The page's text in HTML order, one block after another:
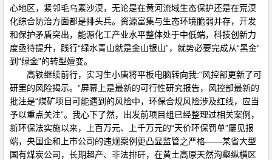
心地区，紧邻毛乌素沙漠，无论是在黄河流域生态保护还是在荒漠
化综合防治方面都是排头兵。资源富集与生态环境脆弱并存，开发
和保护矛盾突出，能源化工产业水平整体处于中低端，科技创新力
度亟待提升，践行“绿水青山就是金山银山”，就势必要完成从“黑金”
到“绿金”的转型嬗变。
高铁继续前行，实习生小唐将平板电脑转向我:“风控部更新了可
研里的风险揭示。”屏幕上是最新的可行性研究报告，风控部最新的
批注是“煤矿项目可能遇到的风险中，环保合规风险涉及红线，应当
予以重点关注”。我心下了然，出发前项目组已经整理过相关案例，
新环保法实施以来，上百万元、上千万元的“天价环保罚单”屡见报
端，央国企和上市公司的违规案例更凸显监管之严格——某省大型
国有煤炭公司，长期超产、非法排矸，在黄土高原天然沟壑纵横区